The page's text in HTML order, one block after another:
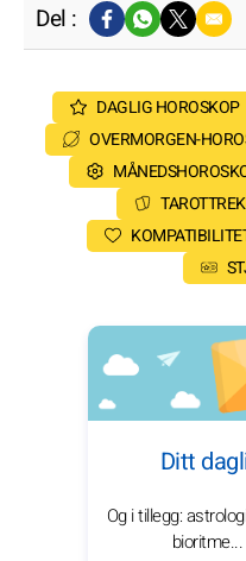
Del :
DAGLIG HOROSKOP
OVERMORGEN-
Ditt
Og i tillegg: